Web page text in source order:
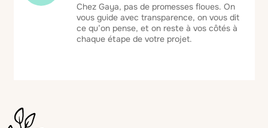
Chez Gaya, pas de promesses floues. On
vous guide avec transparence, on vous dit
ce qu’on pense, et on reste à vos côtés à
chaque étape de votre projet.